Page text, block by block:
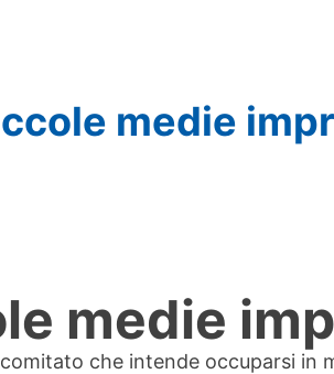
medie
medie
che intende occuparsi in